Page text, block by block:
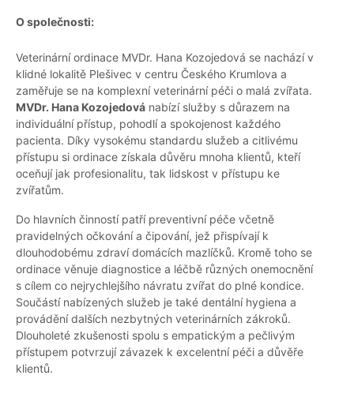
O společnosti:
Veterinární ordinace MVDr. Hana Kozojedová se nachází v
klidné lokalitě Plešivec v centru Českého Krumlova a
zaměřuje se na komplexní veterinární péči o malá zvířata.
MVDr. Hana Kozojedová nabízí služby s důrazem na
individuální přístup, pohodlí a spokojenost každého
pacienta. Díky vysokému standardu služeb a citlivému
přístupu si ordinace získala důvěru mnoha klientů, kteří
oceňují jak profesionalitu, tak lidskost v přístupu ke
zvířatům.
Do hlavních činností patří preventivní péče včetně
pravidelných očkování a čipování, jež přispívají k
dlouhodobému zdraví domácích mazlíčků. Kromě toho se
ordinace věnuje diagnostice a léčbě různých onemocnění
s cílem co nejrychlejšího návratu zvířat do plné kondice.
Součástí nabízených služeb je také dentální hygiena a
provádění dalších nezbytných veterinárních zákroků.
Dlouholeté zkušenosti spolu s empatickým a pečlivým
přístupem potvrzují závazek k excelentní péči a důvěře
klientů.